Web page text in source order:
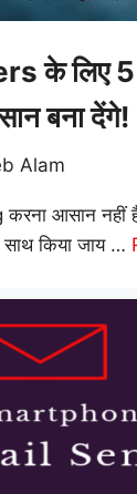
के लिए
बना देंगे!
Alam
आसान नहीं
किया जाय …